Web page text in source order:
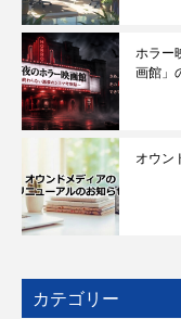
ホラー
画館」
オウン
カテゴリー